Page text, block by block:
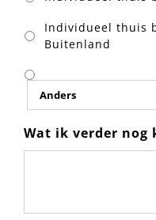
Individueel thuis
Buitenland
Wat ik verder